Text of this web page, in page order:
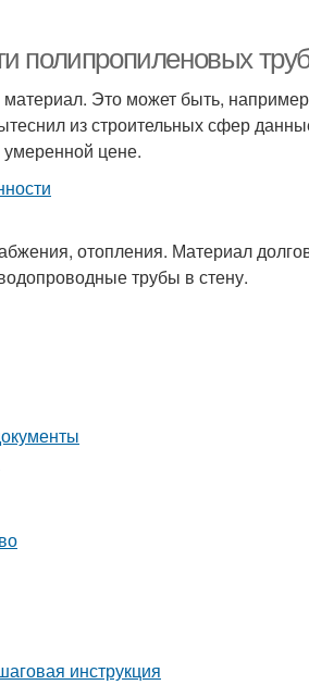
полипропиленовых
Это может быть,
из строительных сфер
цене.
отопления. Материал
трубы в стену.
инструкция